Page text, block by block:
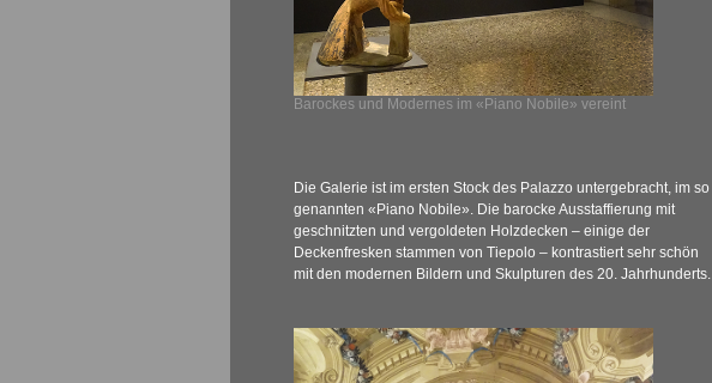
Barockes und Modernes im «Piano Nobile» vereint
Die Galerie ist im ersten Stock des Palazzo untergebracht, im so
genannten «Piano Nobile». Die barocke Ausstaffierung mit
geschnitzten und vergoldeten Holzdecken – einige der
Deckenfresken stammen von Tiepolo – kontrastiert sehr schön
mit den modernen Bildern und Skulpturen des 20. Jahrhunderts.